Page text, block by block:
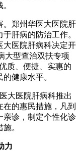
郑州华医大医院肝
肝病的防治工作。
大医院肝病科决定开
大型查治双扶专项
质、便捷、实惠的
健康水平。
大医院肝病科推出
的惠民措施，凡到
亲诊，制定个性化诊
。
力